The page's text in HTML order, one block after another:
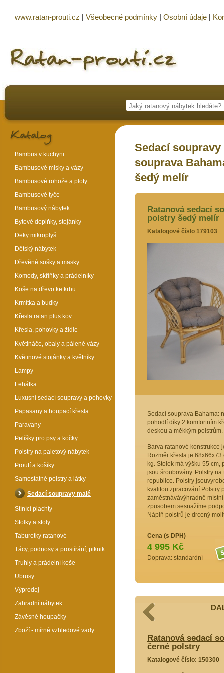
Sedací soupravy
souprava
šedý melír
Ratanová sedací
polstry šedý melír
Katalogové číslo 179103
Sedací souprava Bahama:
pohodlí díky 2 komfortním
deskou a měkkým
Barva ratanové konstrukce
Rozměr křesla je
kg. Stolek má výšku 55
jsou šroubovány. Polstry
republice. Polstry
kvalitou zpracování.Polstry
zaměstnávávýhradně
způsobem sesnažíme
Náplň polstrů je drcený
Cena (s DPH)
4 995 Kč
Doprava: standardní
Ratanová sedací
černé polstry
Katalogové číslo: 150300
Bambus v kuchyni
Bambusové misky a vázy
Bambusové rohože a ploty
Bambusové tyče
Bambusový nábytek
Bytové doplňky, stojánky
Deky mikroplyš
Dětský nábytek
Dřevěné sošky a masky
Komody, skříňky a prádelníky
Koše na dřevo ke krbu
Krmítka a budky
Křesla ratan plus kov
Křesla, pohovky a židle
Květináče, obaly a pálené vázy
Květinové stojánky a květníky
Lampy
Lehátka
Luxusní sedací soupravy a pohovky
Papasany a houpací křesla
Paravany
Pelíšky pro psy a kočky
Polstry na paletový nábytek
Proutí a košíky
Samostatné polstry a látky
Sedací soupravy malé
Stínící plachty
Stolky a stoly
Taburetky ratanové
Tácy, podnosy a prostírání, piknik
Truhly a prádelní koše
Ubrusy
Výprodej
Zahradní nábytek
Závěsné houpačky
Zboží - mírné vzhledové vady
www.ratan-prouti.cz | Všeobecné podmínky | Osobní údaje |